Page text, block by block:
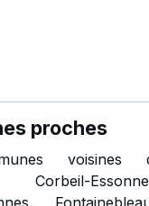
proches
voisines
Corbeil-